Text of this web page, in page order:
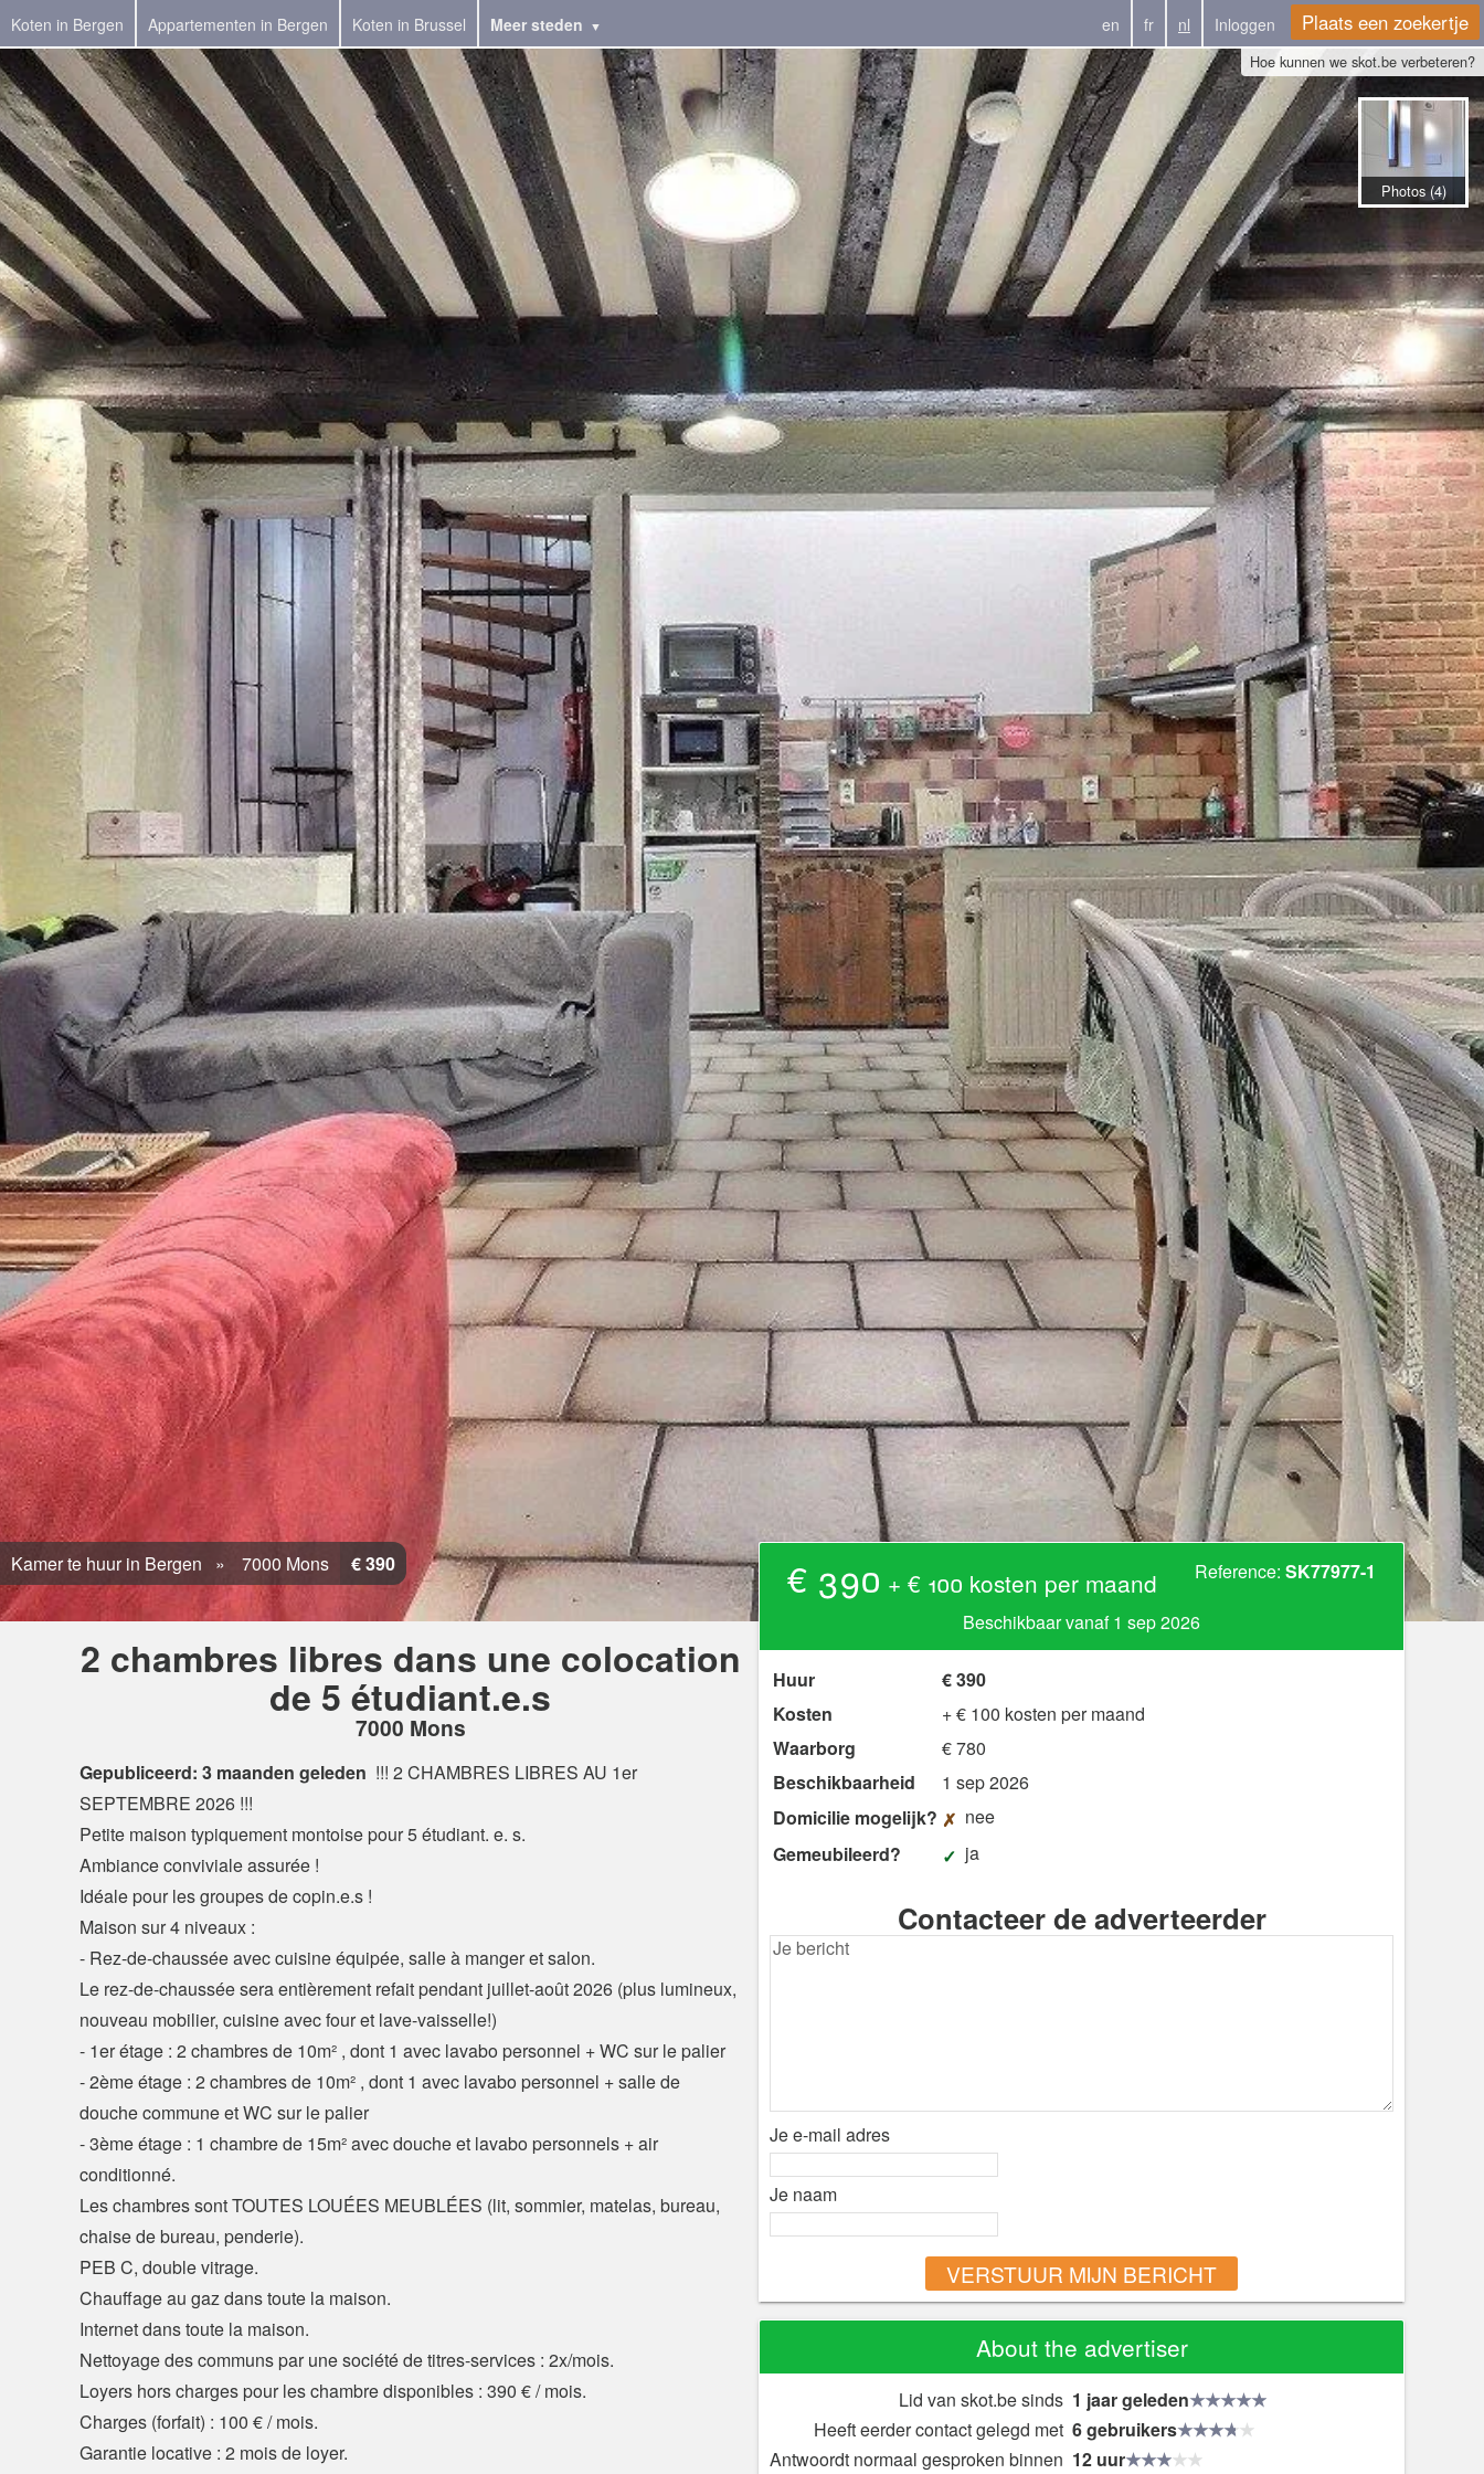
Koten in Bergen Appartementen in Bergen Koten in Brussel Meer steden en fr nl Inloggen Plaats een zoekertje
Hoe kunnen we skot.be verbeteren?
Kamer te huur in Bergen 7000 Mons € 390
2 chambres libres dans une colocation
de 5 étudiant.e.s
7000 Mons
Gepubliceerd: 3 maanden geleden !!! 2 CHAMBRES LIBRES AU 1er
SEPTEMBRE 2026 !!!
Petite maison typiquement montoise pour 5 étudiant. e. s.
Ambiance conviviale assurée !
Idéale pour les groupes de copin.e.s !
Maison sur 4 niveaux :
- Rez-de-chaussée avec cuisine équipée, salle à manger et salon.
Le rez-de-chaussée sera entièrement refait pendant juillet-août 2026 (plus lumineux,
nouveau mobilier, cuisine avec four et lave-vaisselle!)
- 1er étage : 2 chambres de 10m² , dont 1 avec lavabo personnel + WC sur le palier
- 2ème étage : 2 chambres de 10m² , dont 1 avec lavabo personnel + salle de
douche commune et WC sur le palier
- 3ème étage : 1 chambre de 15m² avec douche et lavabo personnels + air
conditionné.
Les chambres sont TOUTES LOUÉES MEUBLÉES (lit, sommier, matelas, bureau,
chaise de bureau, penderie).
PEB C, double vitrage.
Chauffage au gaz dans toute la maison.
Internet dans toute la maison.
Nettoyage des communs par une société de titres-services : 2x/mois.
Loyers hors charges pour les chambre disponibles : 390 € / mois.
Charges (forfait) : 100 € / mois.
Garantie locative : 2 mois de loyer.
€ 390 + € 100 kosten per maand Reference: SK77977-1
Beschikbaar vanaf 1 sep 2026
Huur
€ 390
Kosten
+ € 100 kosten per maand
Waarborg
€ 780
Beschikbaarheid
1 sep 2026
Domicilie mogelijk?
nee
Gemeubileerd?
ja
Contacteer de adverteerder
Je e-mail adres
Je naam
VERSTUUR MIJN BERICHT
About the advertiser
Lid van skot.be sinds 1 jaar geleden
Heeft eerder contact gelegd met 6 gebruikers
Antwoordt normaal gesproken binnen 12 uur